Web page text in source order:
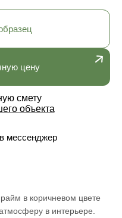
цену
смету
объекта
мессенджер
в коричневом цвете
в интерьере.